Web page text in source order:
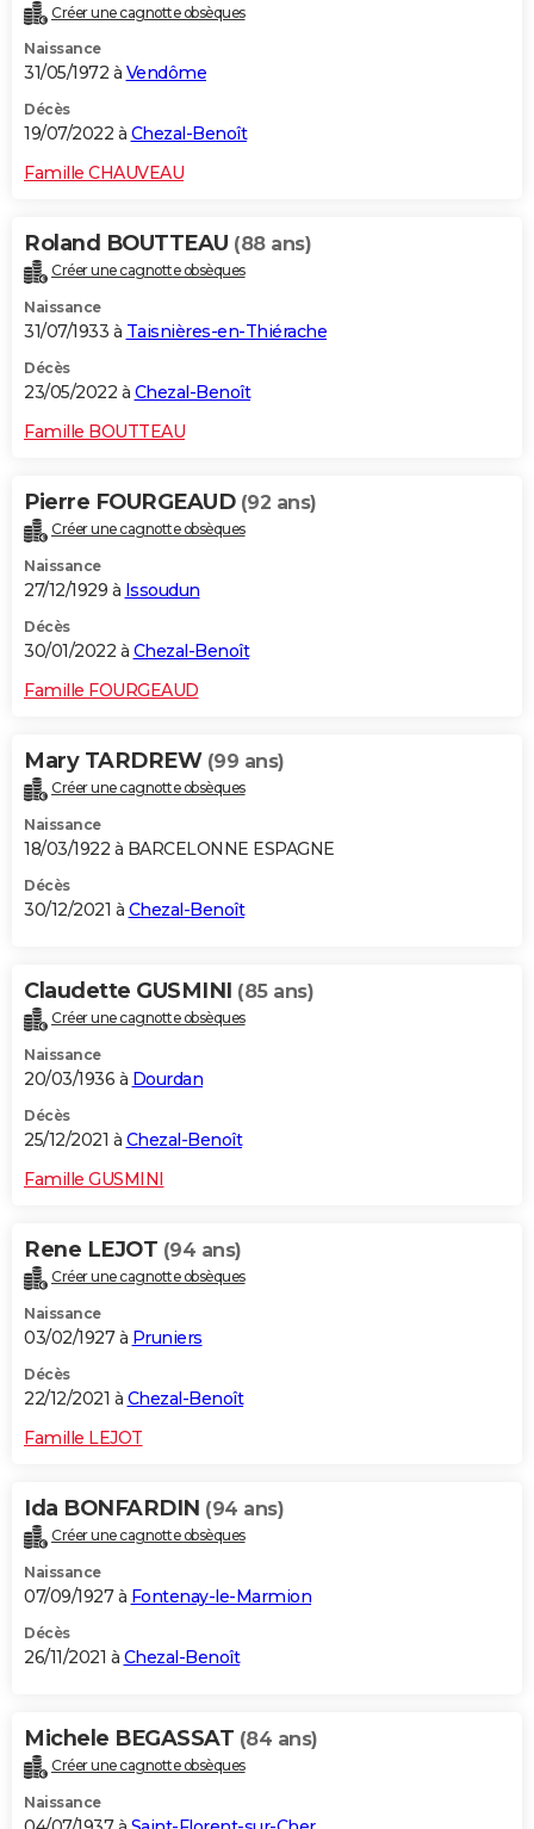
Créer une cagnotte obsèques
Naissance
31/05/1972 à Vendôme
Décès
19/07/2022 à Chezal-Benoît
Famille CHAUVEAU
Roland BOUTTEAU (88 ans)
Créer une cagnotte obsèques
Naissance
31/07/1933 à Taisnières-en-Thiérache
Décès
23/05/2022 à Chezal-Benoît
Famille BOUTTEAU
Pierre FOURGEAUD (92 ans)
Créer une cagnotte obsèques
Naissance
27/12/1929 à Issoudun
Décès
30/01/2022 à Chezal-Benoît
Famille FOURGEAUD
Mary TARDREW (99 ans)
Créer une cagnotte obsèques
Naissance
18/03/1922 à BARCELONNE ESPAGNE
Décès
30/12/2021 à Chezal-Benoît
Claudette GUSMINI (85 ans)
Créer une cagnotte obsèques
Naissance
20/03/1936 à Dourdan
Décès
25/12/2021 à Chezal-Benoît
Famille GUSMINI
Rene LEJOT (94 ans)
Créer une cagnotte obsèques
Naissance
03/02/1927 à Pruniers
Décès
22/12/2021 à Chezal-Benoît
Famille LEJOT
Ida BONFARDIN (94 ans)
Créer une cagnotte obsèques
Naissance
07/09/1927 à Fontenay-le-Marmion
Décès
26/11/2021 à Chezal-Benoît
Michele BEGASSAT (84 ans)
Créer une cagnotte obsèques
Naissance